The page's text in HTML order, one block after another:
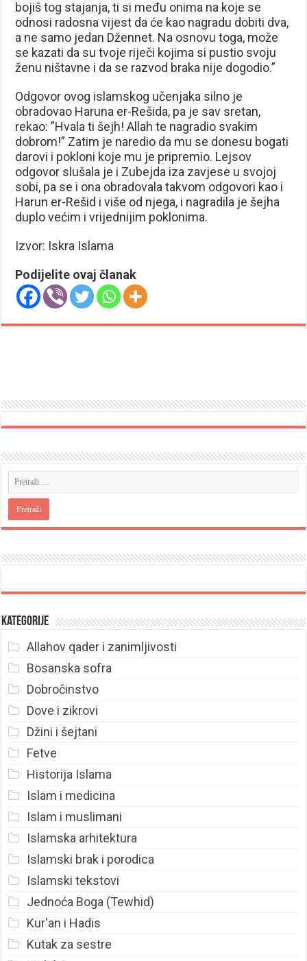
bojiš tog stajanja, ti si među onima na koje se
odnosi radosna vijest da će kao nagradu dobiti dva,
a ne samo jedan Džennet. Na osnovu toga, može
se kazati da su tvoje riječi kojima si pustio svoju
ženu ništavne i da se razvod braka nije dogodio.”
Odgovor ovog islamskog učenjaka silno je
obradovao Haruna er-Rešida, pa je sav sretan,
rekao: ”Hvala ti šejh! Allah te nagradio svakim
dobrom!” Zatim je naredio da mu se donesu bogati
darovi i pokloni koje mu je pripremio. Lejsov
odgovor slušala je i Zubejda iza zavjese u svojoj
sobi, pa se i ona obradovala takvom odgovori kao i
Harun er-Rešid i više od njega, i nagradila je šejha
duplo većim i vrijednijim poklonima.
Izvor: Iskra Islama
Podijelite ovaj članak
Kategorije
Allahov qader i zanimljivosti
Bosanska sofra
Dobročinstvo
Dove i zikrovi
Džini i šejtani
Fetve
Historija Islama
Islam i medicina
Islam i muslimani
Islamska arhitektura
Islamski brak i porodica
Islamski tekstovi
Jednoća Boga (Tewhid)
Kur'an i Hadis
Kutak za sestre